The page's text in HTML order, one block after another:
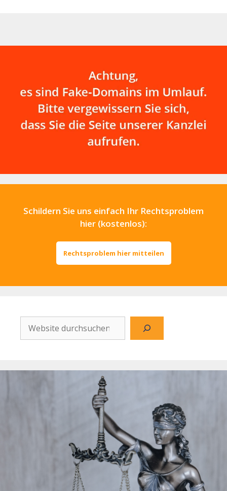
Schildern Sie uns einfach Ihr Rechtsproblem
hier (kostenlos):
Rechtsproblem hier mitteilen
Website
durchsuchen